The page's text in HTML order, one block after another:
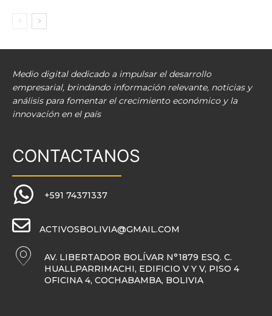
Medio digital dedicado a impulsar el desarrollo
empresarial, brindando información relevante, noticias y
análisis para fomentar el crecimiento económico y la
innovación en el país
CONTACTANOS
+591 74371337
ACTIVOSBOLIVIA@GMAIL.COM
AV. LIBERTADOR BOLÍVAR N°1879 ESQ. C.
HUALLPARRIMACHI, EDIFICIO V Y V, PISO 4
OFICINA 4, COCHABAMBA, BOLIVIA